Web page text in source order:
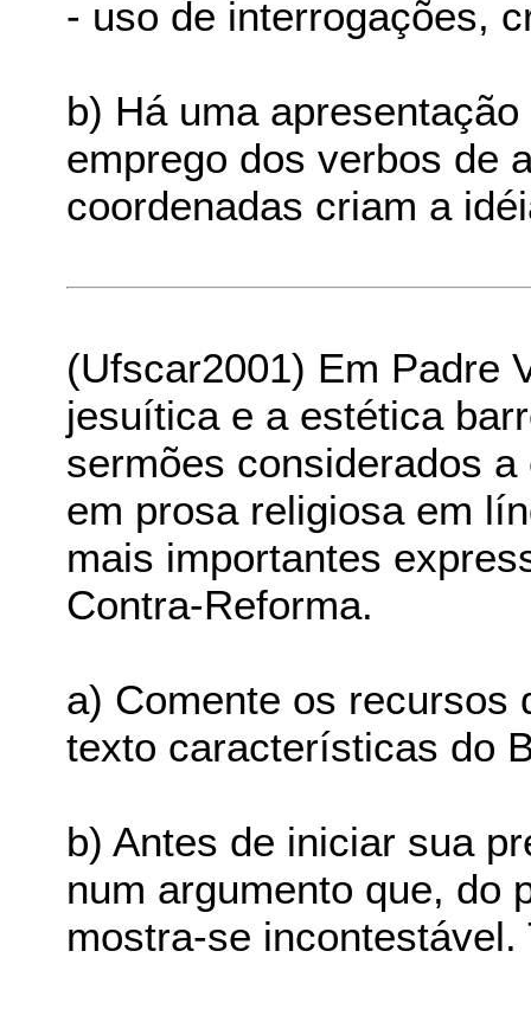
- uso de interrogações,
b) Há uma
emprego dos verbos de
coordenadas criam a
(Ufscar2001) Em Padre
jesuítica e a estética
sermões considerados
em prosa religiosa em
mais importantes
Contra-Reforma.
a) Comente os recursos
texto características do
b) Antes de iniciar sua
num argumento que, do
mostra-se